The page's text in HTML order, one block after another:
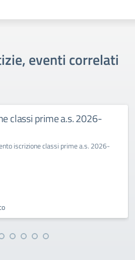
eventi correlati
giorno di scuola al Savoia
Bertini: “affrontiamo con coraggio la